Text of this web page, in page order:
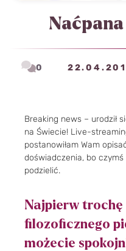
0
Breaking news – urodził
na Świecie! Live-
postanowiłam Wam
doświadczenia, bo
podzielić.
Najpierw trochę
filozoficznego
możecie